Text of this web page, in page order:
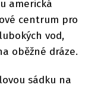
americká
centrum pro
vod,
oběžné dráze.
sádku na